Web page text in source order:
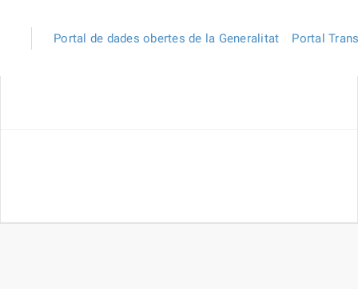
Portal de dades obertes de la Generalitat Portal